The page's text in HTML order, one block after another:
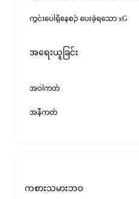
ကွင်းပေါ်ရှိနေစဉ် ပေးခဲ့ရသော xG
အရေးယူခြင်း
အဝါကတ်
အနီကတ်
ကစားသမားဘဝ